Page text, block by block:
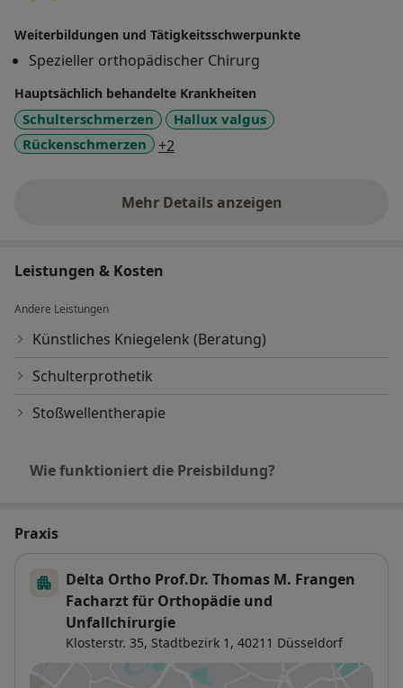
Weiterbildungen und Tätigkeitsschwerpunkte
Spezieller orthopädischer Chirurg
Hauptsächlich behandelte Krankheiten
Schulterschmerzen
Hallux valgus
Rückenschmerzen
+2
Mehr Details anzeigen
über Erfahrungen
Leistungen & Kosten
Andere Leistungen
Künstliches Kniegelenk (Beratung)
Schulterprothetik
Stoßwellentherapie
Wie funktioniert die Preisbildung?
Praxis
Delta Ortho Prof.Dr. Thomas M. Frangen
Facharzt für Orthopädie und
Unfallchirurgie
Klosterstr. 35, Stadtbezirk 1 , 40211 Düsseldorf